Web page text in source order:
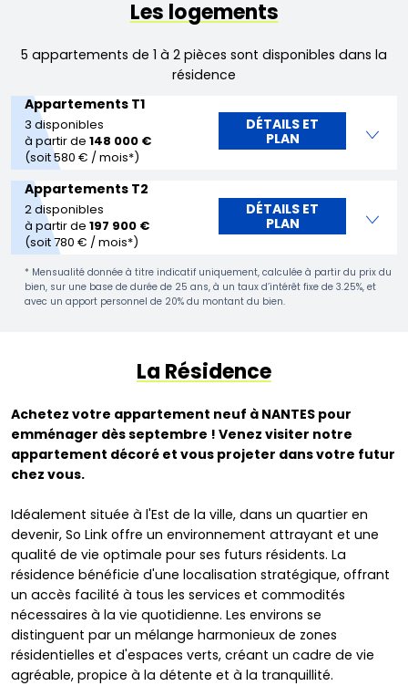
Les logements
5 appartements de 1 à 2 pièces sont disponibles dans la
résidence
Appartements T1
3 disponibles
à partir de148 000 €
(soit 580 € / mois*)
DÉTAILS ET
PLAN
Appartements T2
2 disponibles
à partir de197 900 €
(soit 780 € / mois*)
DÉTAILS ET
PLAN
* Mensualité donnée à titre indicatif uniquement, calculée à partir du prix du
bien, sur une base de durée de 25 ans, à un taux d’intérêt fixe de 3.25%, et
avec un apport personnel de 20% du montant du bien.
La Résidence
Achetez votre appartement neuf à NANTES pour
emménager dès septembre ! Venez visiter notre
appartement décoré et vous projeter dans votre futur
chez vous.
Idéalement située à l'Est de la ville, dans un quartier en
devenir, So Link offre un environnement attrayant et une
qualité de vie optimale pour ses futurs résidents. La
résidence bénéficie d'une localisation stratégique, offrant
un accès facilité à tous les services et commodités
nécessaires à la vie quotidienne. Les environs se
distinguent par un mélange harmonieux de zones
résidentielles et d'espaces verts, créant un cadre de vie
agréable, propice à la détente et à la tranquillité.